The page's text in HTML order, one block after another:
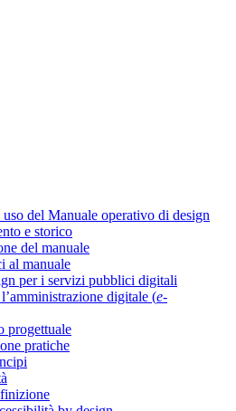
del Manuale operativo di design
e storico
del manuale
al manuale
per i servizi pubblici digitali
digitale (e-
progettuale
pratiche